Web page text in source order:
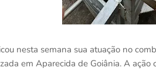
nesta semana sua atuação no
em Aparecida de Goiânia. A